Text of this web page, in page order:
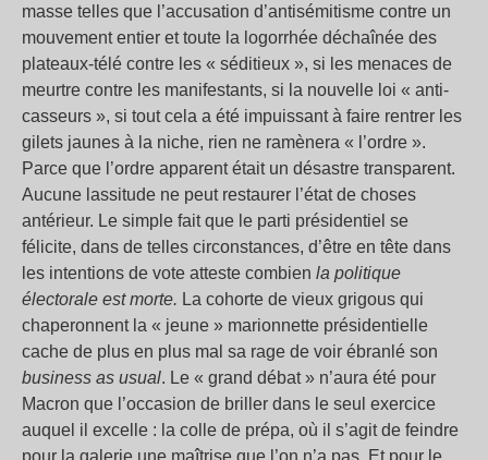
masse telles que l’accusation d’antisémitisme contre un
mouvement entier et toute la logorrhée déchaînée des
plateaux-télé contre les « séditieux », si les menaces de
meurtre contre les manifestants, si la nouvelle loi « anti-
casseurs », si tout cela a été impuissant à faire rentrer les
gilets jaunes à la niche, rien ne ramènera « l’ordre ».
Parce que l’ordre apparent était un désastre transparent.
Aucune lassitude ne peut restaurer l’état de choses
antérieur. Le simple fait que le parti présidentiel se
félicite, dans de telles circonstances, d’être en tête dans
les intentions de vote atteste combien la politique
électorale est morte. La cohorte de vieux grigous qui
chaperonnent la « jeune » marionnette présidentielle
cache de plus en plus mal sa rage de voir ébranlé son
business as usual. Le « grand débat » n’aura été pour
Macron que l’occasion de briller dans le seul exercice
auquel il excelle : la colle de prépa, où il s’agit de feindre
pour la galerie une maîtrise que l’on n’a pas. Et pour le